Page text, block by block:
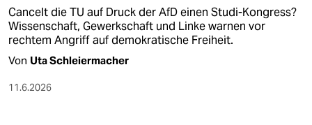
Cancelt die TU auf Druck der AfD einen Studi-Kongress?
Wissenschaft, Gewerkschaft und Linke warnen vor
rechtem Angriff auf demokratische Freiheit.
Von Uta Schleiermacher
11.6.2026